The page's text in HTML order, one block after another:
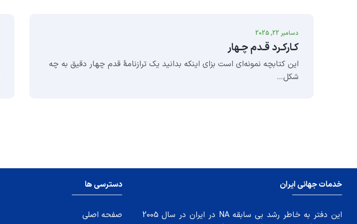
دسامبر 22, 2025
کـارکـرد قـدم چـهار
این کتابچه نمونه‌ای است بزای اینکه بدانید یک ترازنامهٔ قدم چهار دقیق به چه
شکل…
خدمات جهانی ایران
این دفتر به خاطر رشد بی سابقه NA در ایران در سال 2005
دسترسی ها
صفحه اصلی